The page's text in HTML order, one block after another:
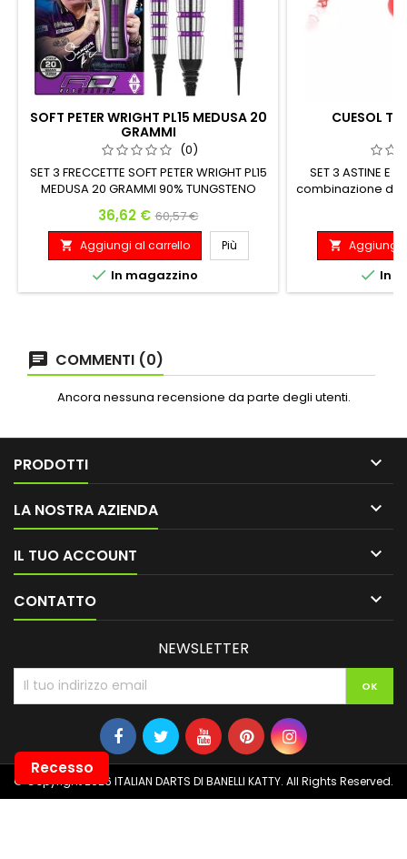
SOFT PETER WRIGHT PL15 MEDUSA 20
GRAMMI
(0)
SET 3 FRECCETTE SOFT PETER WRIGHT PL15
MEDUSA 20 GRAMMI 90% TUNGSTENO
Prezzo
36,62 € Prezzo base
60,57 €
 Aggiungi al carrello Più
 In magazzino
CUESOL
SET 3 ASTINE E
combinazione di
adattarsi alla
flessibile,
urti delle
 Aggiungi
 In
COMMENTI (0)
Ancora nessuna recensione da parte degli utenti.
PRODOTTI 
LA NOSTRA AZIENDA 
IL TUO ACCOUNT 
CONTATTO 
NEWSLETTER
© Copyright 2026 ITALIAN DARTS DI BANELLI KATTY. All Rights Reserved.
Recesso